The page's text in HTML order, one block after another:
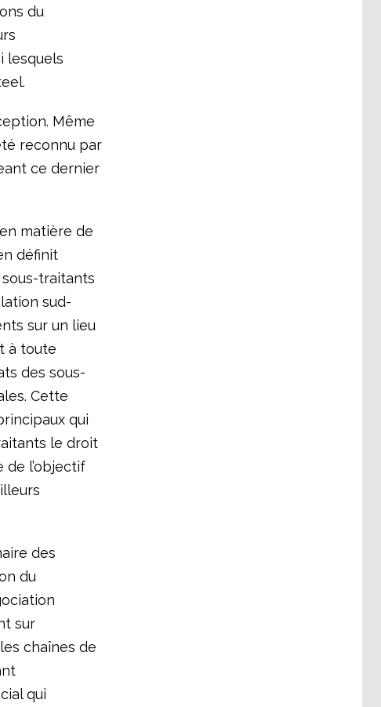
du
lesquels
Même
reconnu par
ce dernier
matière de
définit
traitants
sud-
sur un lieu
à toute
des sous-
Cette
qui
le droit
de l’objectif
des
du
sur
chaînes de
qui